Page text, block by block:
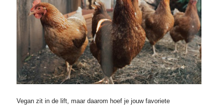
Vegan zit in de lift, maar daarom hoef je jouw favoriete